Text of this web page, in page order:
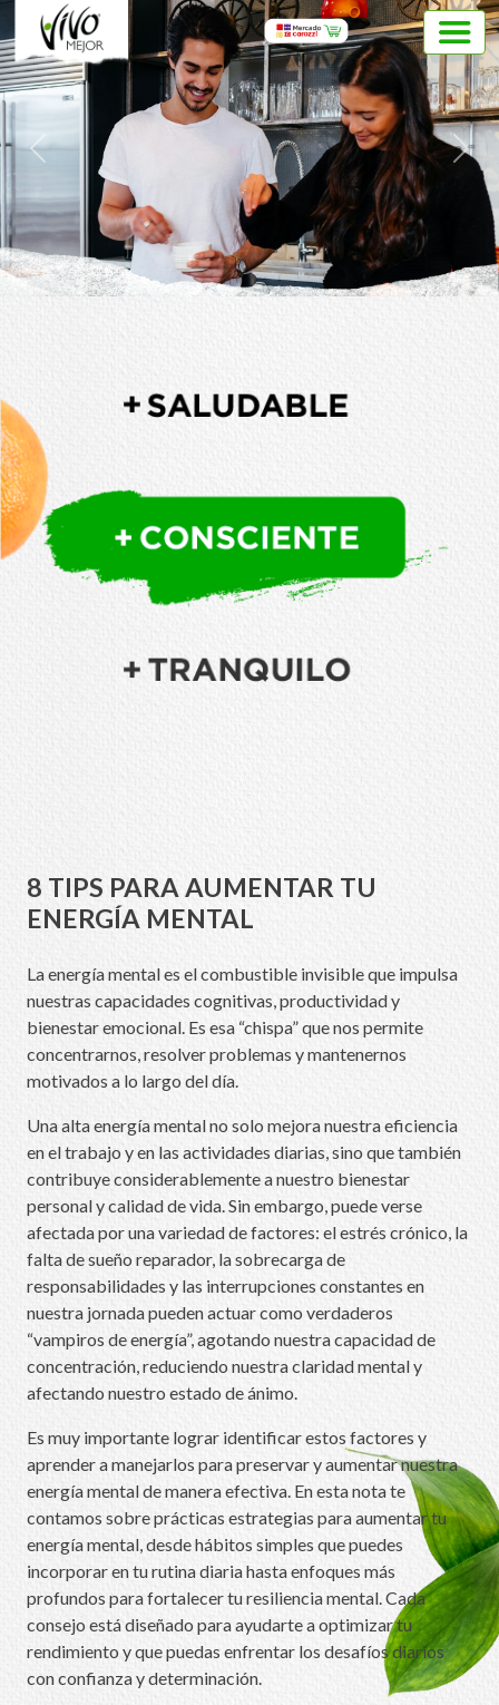
Previous Next
8 TIPS PARA AUMENTAR TU
ENERGÍA MENTAL
La energía mental es el combustible invisible que impulsa
nuestras capacidades cognitivas, productividad y
bienestar emocional. Es esa “chispa” que nos permite
concentrarnos, resolver problemas y mantenernos
motivados a lo largo del día.
Una alta energía mental no solo mejora nuestra eficiencia
en el trabajo y en las actividades diarias, sino que también
contribuye considerablemente a nuestro bienestar
personal y calidad de vida. Sin embargo, puede verse
afectada por una variedad de factores: el estrés crónico, la
falta de sueño reparador, la sobrecarga de
responsabilidades y las interrupciones constantes en
nuestra jornada pueden actuar como verdaderos
“vampiros de energía”, agotando nuestra capacidad de
concentración, reduciendo nuestra claridad mental y
afectando nuestro estado de ánimo.
Es muy importante lograr identificar estos factores y
aprender a manejarlos para preservar y aumentar nuestra
energía mental de manera efectiva. En esta nota te
contamos sobre prácticas estrategias para aumentar tu
energía mental, desde hábitos simples que puedes
incorporar en tu rutina diaria hasta enfoques más
profundos para fortalecer tu resiliencia mental. Cada
consejo está diseñado para ayudarte a optimizar tu
rendimiento y que puedas enfrentar los desafíos diarios
con confianza y determinación.